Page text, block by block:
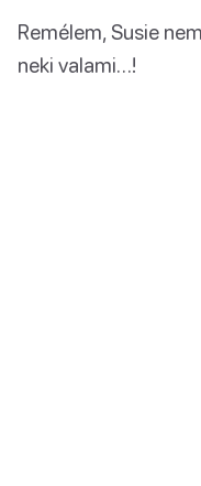
Remélem, Susie
neki valami…!